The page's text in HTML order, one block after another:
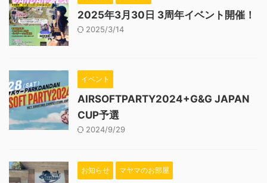
2025年3月30日 3周年イベント開催！
2025/3/14
イベント
AIRSOFTPARTY2024+G&G JAPAN
CUP予選
2024/9/29
お知らせ マヤマのお部屋